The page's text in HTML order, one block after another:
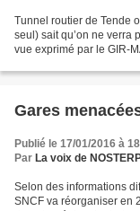
Tunnel routier de Tende
seul) sait qu’on ne verra
vue exprimé par le GIR-
Gares
Publié le 17/01/2016 à
Par La voix de
Selon des informations
SNCF va réorganiser en